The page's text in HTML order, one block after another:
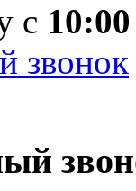
с 10:00
звонок